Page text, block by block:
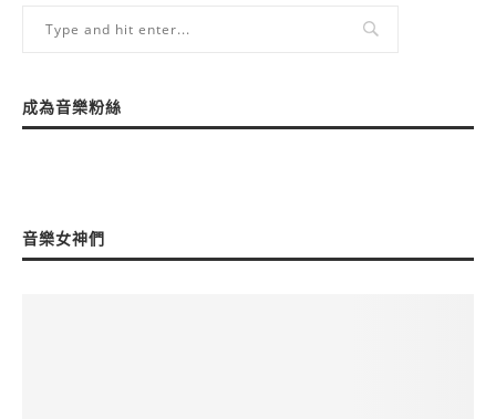
成為音樂粉絲
音樂女神們